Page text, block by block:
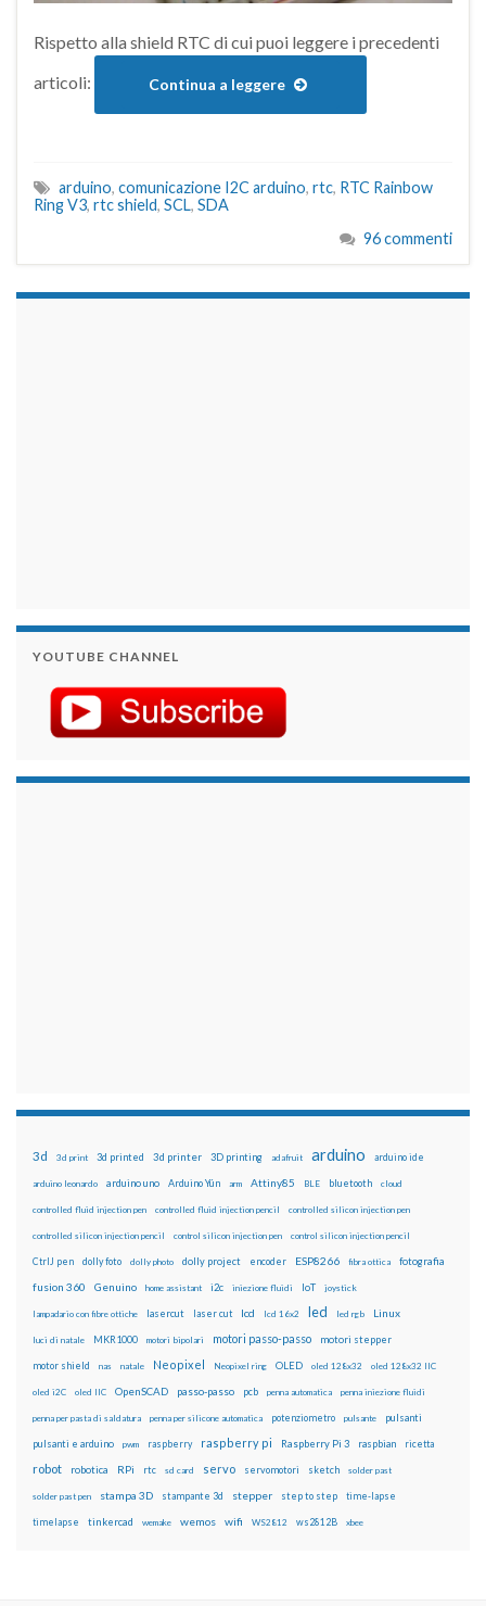
Rispetto alla shield RTC di cui puoi leggere i precedenti
articoli:
Continua a leggere
arduino, comunicazione I2C arduino, rtc, RTC Rainbow
Ring V3, rtc shield, SCL, SDA
96 commenti
YOUTUBE CHANNEL
3d 3d print 3d printed 3d printer 3D printing adafruit arduino arduino ide
arduino leonardo arduino uno Arduino Yún arm Attiny85 BLE bluetooth cloud
controlled fluid injection pen controlled fluid injection pencil controlled silicon injection pen
controlled silicon injection pencil control silicon injection pen control silicon injection pencil
CtrlJ pen dolly foto dolly photo dolly project encoder ESP8266 fibra ottica fotografia
fusion 360 Genuino home assistant i2c iniezione fluidi IoT joystick
lampadario con fibre ottiche lasercut laser cut lcd lcd 16x2 led led rgb Linux
luci di natale MKR1000 motori bipolari motori passo-passo motori stepper
motor shield nas natale Neopixel Neopixel ring OLED oled 128x32 oled 128x32 IIC
oled i2C oled IIC OpenSCAD passo-passo pcb penna automatica penna iniezione fluidi
penna per pasta di saldatura penna per silicone automatica potenziometro pulsante pulsanti
pulsanti e arduino pwm raspberry raspberry pi Raspberry Pi 3 raspbian ricetta
robot robotica RPi rtc sd card servo servomotori sketch solder past
solder past pen stampa 3D stampante 3d stepper step to step time-lapse
timelapse tinkercad wemake wemos wifi WS2812 ws2812B xbee